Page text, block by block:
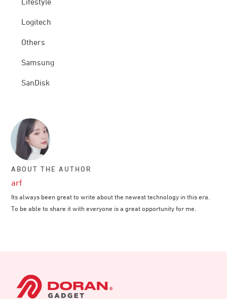
Lifestyle
Logitech
Others
Samsung
SanDisk
ABOUT THE AUTHOR
arf
Its always been great to write about the newest technology in this era.
To be able to share it with everyone is a great opportunity for me.